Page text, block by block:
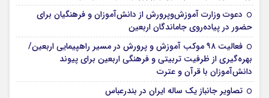
دعوت وزارت آموزش‌وپرورش از دانش‌آموزان و فرهنگیان برای
حضور در پیاده‌روی جاماندگان اربعین
فعالیت ۹۸ موکب آموزش و پرورش در مسیر راهپیمایی اربعین/
بهره‌گیری از ظرفیت تربیتی و فرهنگی اربعین برای پیوند
دانش‌آموزان با قرآن و عترت
تصاویر جانباز یک ساله ایران در بندرعباس